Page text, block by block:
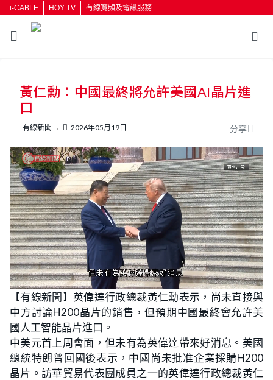
i-CABLE HOY TV 有線寬頻及電訊服務
按輸入鍵開始搜尋
黃仁勳：中國最終將允許美國AI晶片進
口
有線新聞 2026年05月19日 分享
U
n
m
t
e
L
o
a
d
e
d
:
3
1
.
2
5
%
【有線新聞】英偉達行政總裁黃仁勳表示，尚未直接與
中方討論H200晶片的銷售，但預期中國最終會允許美
國人工智能晶片進口。
中美元首上周會面，但未有為英偉達帶來好消息。美國
總統特朗普回國後表示，中國尚未批准企業採購H200
晶片。訪華貿易代表團成員之一的英偉達行政總裁黃仁